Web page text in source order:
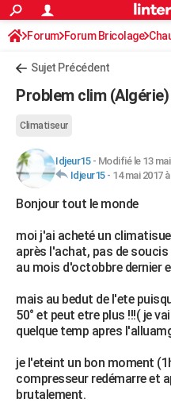
ACTUALITÉS
Politique
Société
Faits Divers
Education
Monde
Villes
+
AUTO
Essais
Réserver un essai
Citadines
Berlines
SUV
Forum auto
+HIGH-TECH
Mobiles
Meilleur smartphone
Internet
Ordinateurs
Jeux vidéo
Guide high-tech
+BRICOLAGE
Forum
Aménagement intérieur
Extérieur
Cuisine
Salle de bains
Jardinage
Rangement
WEEK-END
Guides de France
Escapades
Patrimoine
Expositions
Musées
Week-end nature
+
Art de vivre
Bien-être
Loisirs
Mode
Modes de vie
SANTE
Alimentation
Guide de la santé
Maladies
Médicaments
Sommeil
Destinations
City break
Voyage nature
Voyage de noces
Forum
Climat
+PHOTO
Forum Forum Bricolage
Sujet Précédent
Problem clim (Algérie)
Climatiseur
Idjeur15- Modifié le 13
Idjeur15- 14 mai 2017
Bonjour tout le monde
moi j'ai acheté un
après l'achat, pas de
au mois d'octobbre dernier
mais au bedut de l'ete
50° et peut etre plus !!!( je
quelque temp apres
je l'eteint un bon moment
compresseur redémarre et
brutalement.